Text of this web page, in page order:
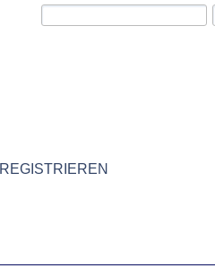
REGISTRIEREN